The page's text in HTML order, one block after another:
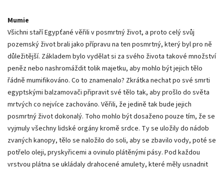
Mumie
Všichni staří Egypťané věřili v posmrtný život, a proto celý svůj
pozemský život brali jako přípravu na ten posmrtný, který byl pro ně
důležitější. Základem bylo vydělat si za svého života takové množství
peněz nebo nashromáždit tolik majetku, aby mohlo být jejich tělo
řádně mumifikováno. Co to znamenalo? Zkrátka nechat po své smrti
egyptskými balzamovači připravit své tělo tak, aby prošlo do světa
mrtvých co nejvíce zachováno. Věřili, že jedině tak bude jejich
posmrtný život dokonalý. Toho mohlo být dosaženo pouze tím, že se
vyjmuly všechny lidské orgány kromě srdce. Ty se uložily do nádob
zvaných kanopy, tělo se naložilo do soli, aby se zbavilo vody, poté se
potřelo oleji, pryskyřicemi a ovinulo plátěnými pásy. Pod každou
vrstvou plátna se ukládaly drahocené amulety, které měly usnadnit